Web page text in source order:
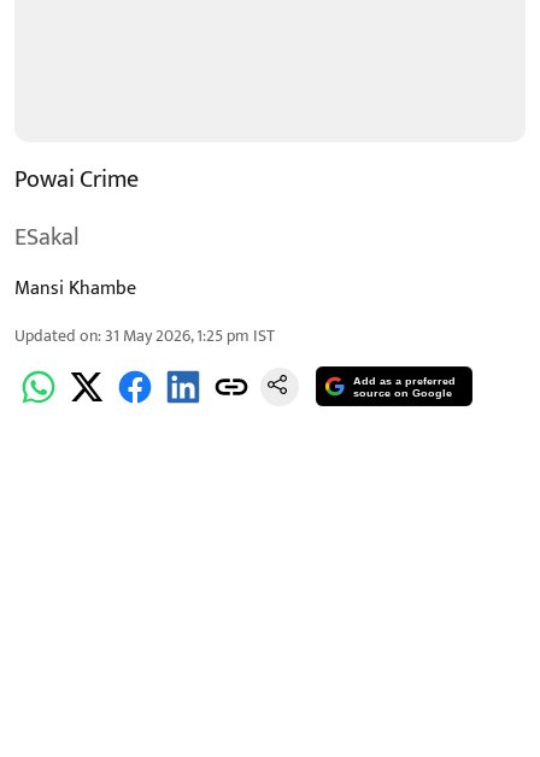
Powai Crime
ESakal
Mansi Khambe
Updated on:31 May 2026, 1:25 pm IST
Add as a preferred
source on Google